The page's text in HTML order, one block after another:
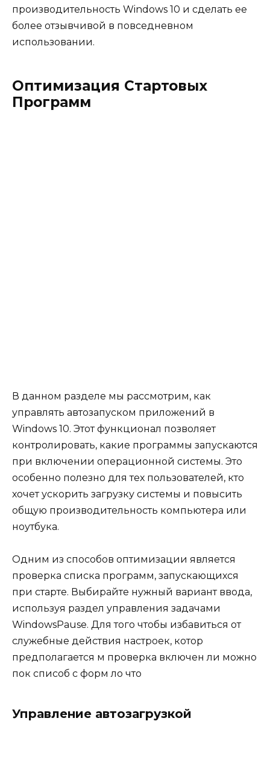
производительность Windows 10 и сделать ее
более отзывчивой в повседневном
использовании.
Оптимизация Стартовых
Программ
В данном разделе мы рассмотрим, как
управлять автозапуском приложений в
Windows 10. Этот функционал позволяет
контролировать, какие программы запускаются
при включении операционной системы. Это
особенно полезно для тех пользователей, кто
хочет ускорить загрузку системы и повысить
общую производительность компьютера или
ноутбука.
Одним из способов оптимизации является
проверка списка программ, запускающихся
при старте. Выбирайте нужный вариант ввода,
используя раздел управления задачами
WindowsPause. Для того чтобы избавиться от
служебные действия настроек, котор
предполагается м проверка включен ли можно
пок списоб с форм ло что
Управление автозагрузкой